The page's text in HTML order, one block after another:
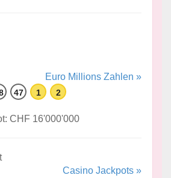
Euro Millions Zahlen »
47 1 2
CHF 16'000'000
Casino Jackpots »